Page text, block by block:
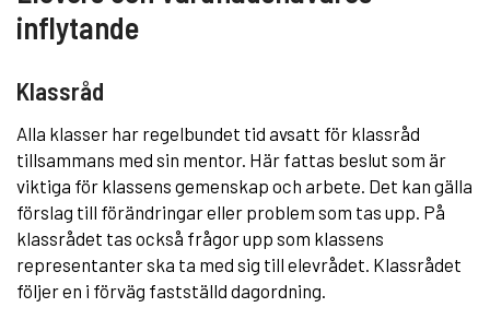
inflytande
Klassråd
Alla klasser har regelbundet tid avsatt för klassråd
tillsammans med sin mentor. Här fattas beslut som är
viktiga för klassens gemenskap och arbete. Det kan gälla
förslag till förändringar eller problem som tas upp. På
klassrådet tas också frågor upp som klassens
representanter ska ta med sig till elevrådet. Klassrådet
följer en i förväg fastställd dagordning.